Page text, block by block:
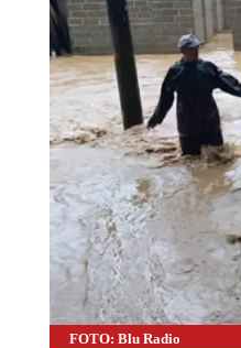
FOTO: Blu Radio